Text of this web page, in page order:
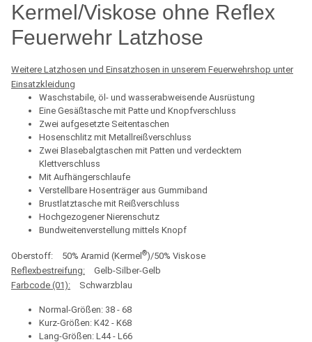
Kermel/Viskose ohne Reflex
Feuerwehr Latzhose
Weitere Latzhosen und Einsatzhosen in unserem Feuerwehrshop unter
Einsatzkleidung
Waschstabile, öl- und wasserabweisende Ausrüstung
Eine Gesäßtasche mit Patte und Knopfverschluss
Zwei aufgesetzte Seitentaschen
Hosenschlitz mit Metallreißverschluss
Zwei Blasebalgtaschen mit Patten und verdecktem
Klettverschluss
Mit Aufhängerschlaufe
Verstellbare Hosenträger aus Gummiband
Brustlatztasche mit Reißverschluss
Hochgezogener Nierenschutz
Bundweitenverstellung mittels Knopf
Oberstoff: 50% Aramid (Kermel ®)/50% Viskose
Reflexbestreifung: Gelb-Silber-Gelb
Farbcode (01): Schwarzblau
Normal-Größen: 38 - 68
Kurz-Größen: K42 - K68
Lang-Größen: L44 - L66